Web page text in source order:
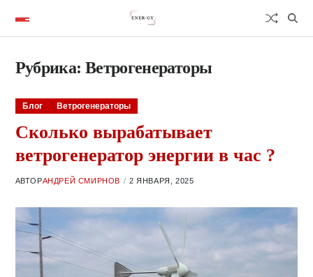
Рубрика: Ветрогенераторы
Блог Ветрогенераторы
Сколько вырабатывает
ветрогенератор энергии в час ?
АВТОРАНДРЕЙ СМИРНОВ 2 ЯНВАРЯ, 2025